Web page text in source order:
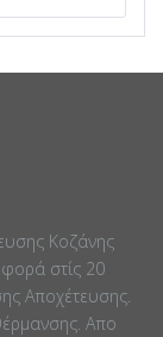
Κοζάνης
στίς 20
Αποχέτευσης.
Απο